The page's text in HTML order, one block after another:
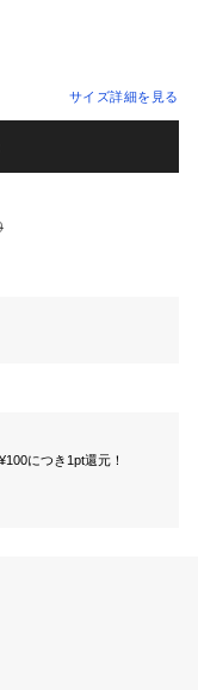
サイズ詳細を見る
につき1pt還元！